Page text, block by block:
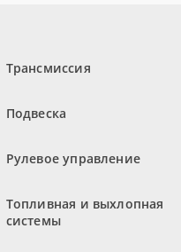
Трансмиссия
Подвеска
Рулевое управление
Топливная и выхлопная
системы